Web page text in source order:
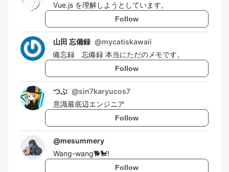
Vue.js を理解しようとしています。
Follow
山田 忘備録 @mycatiskawaii
備忘録 忘備録 本当にただのメモです。
Follow
つぶ @sin7karyucos7
意識最底辺エンジニア
Follow
@mesummery
Wang-wang🐕🐩!
Follow